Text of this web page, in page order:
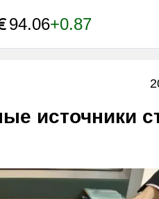
94.06+0.87
источники